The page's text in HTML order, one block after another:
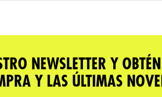
NEWSLETTER Y
Y LAS ÚLTIMAS